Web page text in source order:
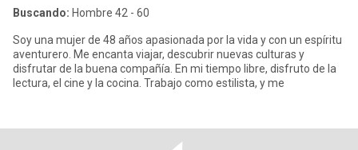
Buscando: Hombre 42 - 60
Soy una mujer de 48 años apasionada por la vida y con un espíritu
aventurero. Me encanta viajar, descubrir nuevas culturas y
disfrutar de la buena compañía. En mi tiempo libre, disfruto de la
lectura, el cine y la cocina. Trabajo como estilista, y me